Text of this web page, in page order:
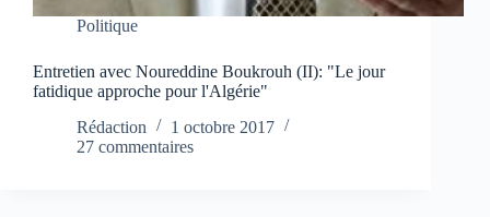
Politique
Entretien avec Noureddine Boukrouh (II): "Le jour
fatidique approche pour l'Algérie"
Rédaction
1 octobre 2017
27 commentaires